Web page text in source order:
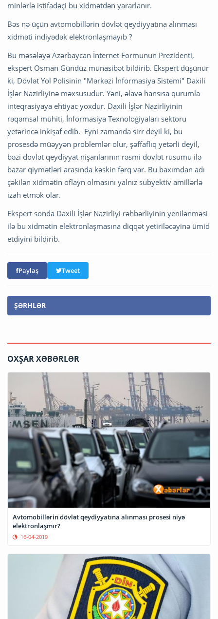
minlərlə istifadəçi bu xidmətdən yararlanır.
Bəs nə üçün avtomobillərin dövlət qeydiyyatına alınması
xidməti indiyədək elektronlaşmayıb ?
Bu məsələyə Azərbaycan İnternet Formunun Prezidenti,
ekspert Osman Gündüz münasibət bildirib. Ekspert düşünür
ki, Dövlət Yol Polisinin "Mərkəzi İnformasiya Sistemi" Daxili
İşlər Nazirliyinə məxsusudur. Yəni, əlavə hansısa qurumla
inteqrasiyaya ehtiyac yoxdur. Daxili İşlər Nazirliyinin
rəqəmsal mühiti, İnformasiya Texnologiyaları sektoru
yetərincə inkişaf edib. Eyni zamanda sirr deyil ki, bu
prosesdə müəyyən problemlər olur, şəffaflıq yetərli deyil,
bəzi dövlət qeydiyyat nişanlarının rəsmi dövlət rüsumu ilə
bazar qiymətləri arasında kəskin fərq var. Bu baxımdan adı
çəkilən xidmətin oflayn olmasını yalnız subyektiv amillərlə
izah etmək olar.
Ekspert sonda Daxili İşlər Nazirliyi rəhbərliyinin yenilənməsi
ilə bu xidmətin elektronlaşmasına diqqət yetiriləcəyinə ümid
etdiyini bildirib.
Paylaş Tweet
ŞƏRHLƏR
OXŞAR XƏBƏRLƏR
Avtomobillərin dövlət qeydiyyatına alınması prosesi niyə
elektronlaşmır?
16-04-2019